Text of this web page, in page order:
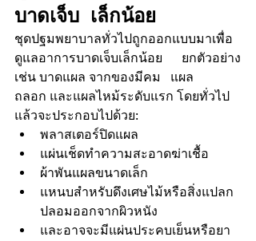
บาดเจ็บ  เล็กน้อย
ชุดปฐมพยาบาลทั่วไปถูกออกแบบมาเพื่อ
ดูแลอาการบาดเจ็บเล็กน้อย      ยกตัวอย่าง
เช่น บาดแผล จากของมีคม   แผล
ถลอก และแผลไหม้ระดับแรก โดยทั่วไป
แล้วจะประกอบไปด้วย:
พลาสเตอร์ปิดแผล
แผ่นเช็ดทำความสะอาดฆ่าเชื้อ
ผ้าพันแผลขนาดเล็ก
แหนบสำหรับดึงเศษไม้หรือสิ่งแปลก
ปลอมออกจากผิวหนัง
และอาจจะมีแผ่นประคบเย็นหรือยา